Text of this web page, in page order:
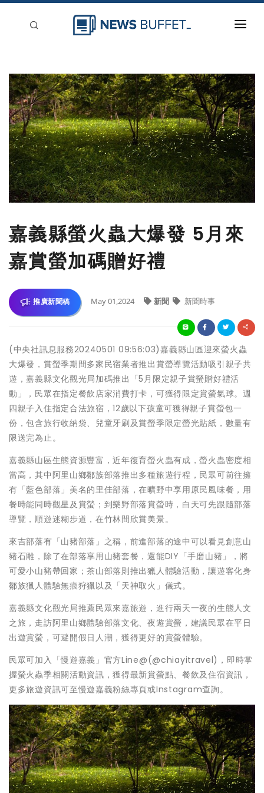
新聞稿分類
登入
刊登
嘉義縣螢火蟲大爆發 5月來
嘉賞螢加碼贈好禮
推廣新聞稿 May 01,2024 新聞 新聞時事
(中央社訊息服務20240501 09:56:03)嘉義縣山區迎來螢火蟲
大爆發，賞螢季期間多家民宿業者推出賞螢導覽活動吸引親子共
遊，嘉義縣文化觀光局加碼推出「5月限定親子賞螢贈好禮活
動」，民眾在指定餐飲店家消費打卡，可獲得限定賞螢氣球。週
四親子入住指定合法旅宿，12歲以下孩童可獲得親子賞螢包一
份，包含旅行收納袋、兒童牙刷及賞螢季限定螢光貼紙，數量有
限送完為止。
嘉義縣山區生態資源豐富，近年復育螢火蟲有成，螢火蟲密度相
當高，其中阿里山鄉鄒族部落推出多種旅遊行程，民眾可前往擁
有「藍色部落」美名的里佳部落，在曠野中享用原民風味餐，用
餐時能同時觀星及賞螢；到樂野部落賞螢時，白天可先跟隨部落
導覽，順遊迷糊步道，在竹林間欣賞美景。
來吉部落有「山豬部落」之稱，前進部落的途中可以看見創意山
豬石雕，除了在部落享用山豬套餐，還能DIY「手磨山豬」，將
可愛小山豬帶回家；茶山部落則推出獵人體驗活動，讓遊客化身
鄒族獵人體驗無痕狩獵以及「天神取火」儀式。
嘉義縣文化觀光局推薦民眾來嘉旅遊，進行兩天一夜的生態人文
之旅，走訪阿里山鄉體驗部落文化、夜遊賞螢，建議民眾在平日
出遊賞螢，可避開假日人潮，獲得更好的賞螢體驗。
民眾可加入「慢遊嘉義」官方Line@(@chiayitravel)，即時掌
握螢火蟲季相關活動資訊，獲得最新賞螢點、餐飲及住宿資訊，
更多旅遊資訊可至慢遊嘉義粉絲專頁或Instagram查詢。